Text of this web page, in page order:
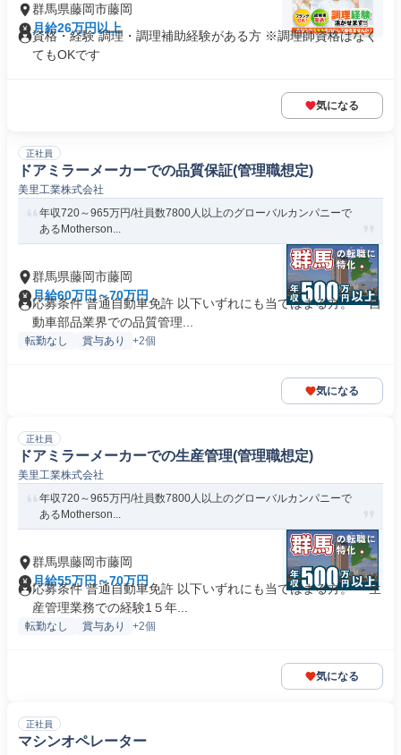
群馬県藤岡市藤岡
月給26万円以上
資格・経験 調理・調理補助経験がある方 ※調理師資格はなく
てもOKです
気になる
正社員
ドアミラーメーカーでの品質保証(管理職想定)
美里工業株式会社
年収720～965万円/社員数7800人以上のグローバルカンパニーで
あるMotherson...
群馬県藤岡市藤岡
月給60万円～70万円
応募条件 普通自動車免許 以下いずれにも当てはまる方。 ・自
動車部品業界での品質管理...
転勤なし 賞与あり +2個
気になる
正社員
ドアミラーメーカーでの生産管理(管理職想定)
美里工業株式会社
年収720～965万円/社員数7800人以上のグローバルカンパニーで
あるMotherson...
群馬県藤岡市藤岡
月給55万円～70万円
応募条件 普通自動車免許 以下いずれにも当てはまる方。 ・生
産管理業務での経験1５年...
転勤なし 賞与あり +2個
気になる
正社員
マシンオペレーター